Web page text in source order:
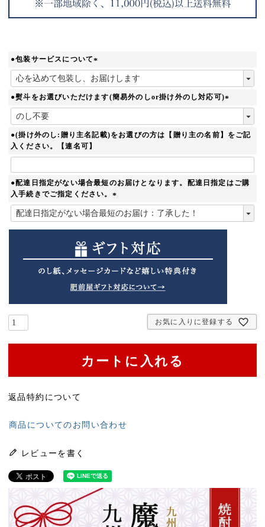
●包装サービスについて
(
必
須
)
●熨斗をお選びいただけます(簡易外のしor掛け外のし対応可)
必
須
●(掛け外のし:贈り主名記載)をお選びの方は【贈り主の名前】をご記
入ください。【連名可】
●配達日指定がない場合最短のお届けとなります。配達日指定はご購
入手続きでご指定ください。
(
必
須
)
お気に入りに登録する
カートに入れる
返品特約について
商品についてのお問い合わせ
レビューを書く